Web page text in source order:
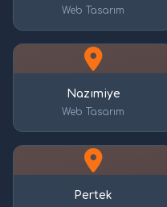
Web Tasarım
Nazımiye
Web Tasarım
Pertek